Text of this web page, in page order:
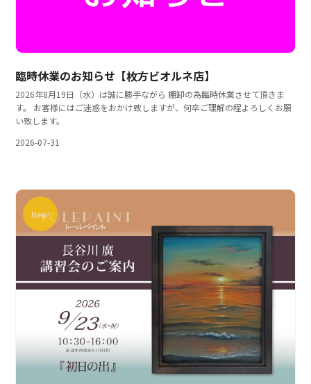
2026-07-31
臨時休業のお知らせ【枚方ビオルネ店】
2026年8月19日（水）は誠に勝手ながら 棚卸の為臨時休業させて頂きま
す。 お客様にはご迷惑をおかけ致しますが、何卒ご理解の程よろしくお願
い致します。
New!